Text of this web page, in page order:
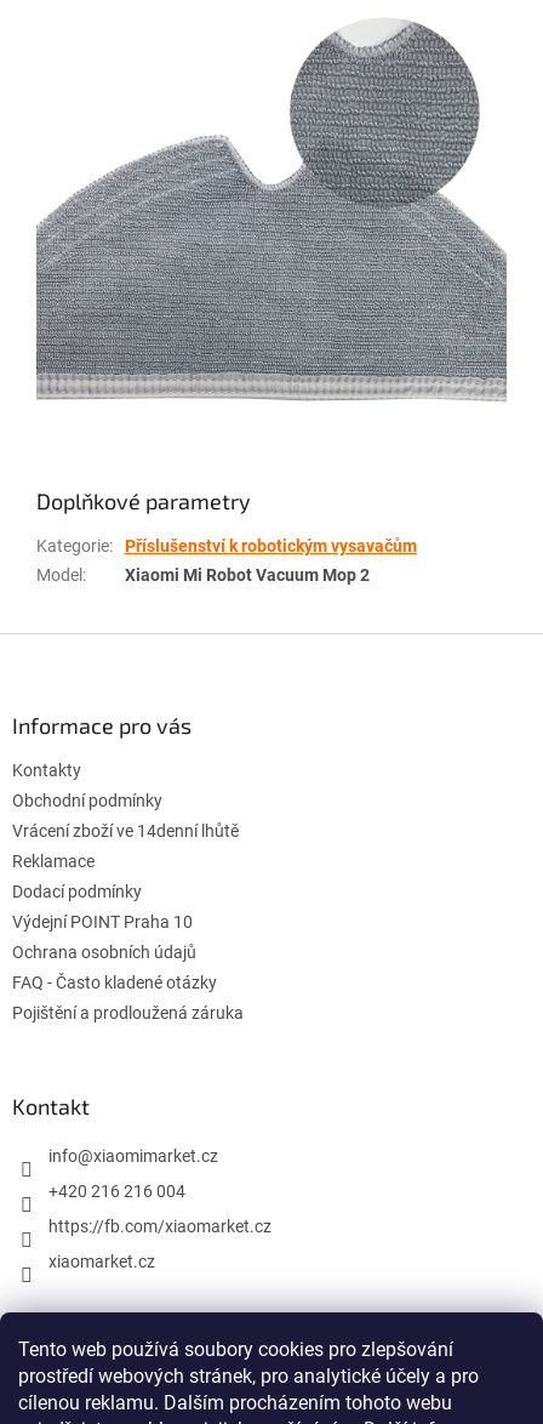
Tento web používá soubory cookies pro zlepšování
prostředí webových stránek, pro analytické účely a pro
cílenou reklamu. Dalším procházením tohoto webu
Doplňkové parametry
Kategorie:
Příslušenství k robotickým vysavačům
Model : Xiaomi Mi Robot Vacuum Mop 2
Informace pro vás
Kontakty
Obchodní podmínky
Vrácení zboží ve 14denní lhůtě
Reklamace
Dodací podmínky
Výdejní POINT Praha 10
Ochrana osobních údajů
FAQ - Často kladené otázky
Pojištění a prodloužená záruka
Kontakt
info@xiaomimarket.cz
+420 216 216 004
https://fb.com/xiaomarket.cz
xiaomarket.cz
Vytvořil Shoptet